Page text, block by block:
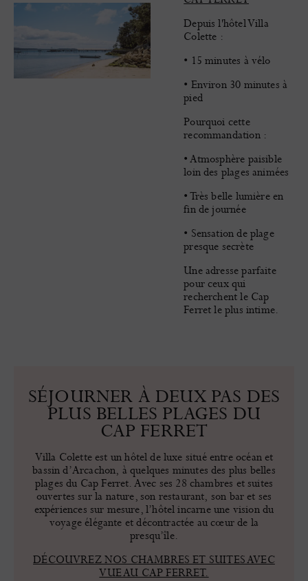
Depuis l'hôtel Villa
Colette :
• 15 minutes à vélo
• Environ 30 minutes à
pied
Pourquoi cette
recommandation :
• Atmosphère paisible
loin des plages animées
• Très belle lumière en
fin de journée
• Sensation de plage
presque secrète
Une adresse parfaite
pour ceux qui
recherchent le Cap
Ferret le plus intime.
SÉJOURNER À DEUX PAS DES
PLUS BELLES PLAGES DU
CAP FERRET
Villa Colette est un hôtel de luxe situé entre océan et
bassin d’Arcachon, à quelques minutes des plus belles
plages du Cap Ferret. Avec ses 28 chambres et suites
ouvertes sur la nature, son restaurant, son bar et ses
expériences sur mesure, l’hôtel incarne une vision du
voyage élégante et décontractée au cœur de la
presqu’île.
DÉCOUVREZ NOS CHAMBRES ET SUITES AVEC
VUE AU CAP FERRET.